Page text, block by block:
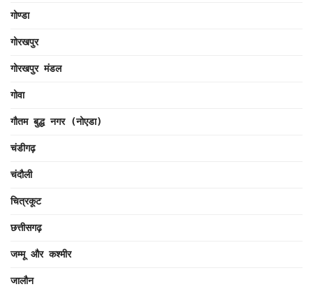
गोण्डा
गोरखपुर
गोरखपुर मंडल
गोवा
गौतम बुद्ध नगर (नोएडा)
चंडीगढ़
चंदौली
चित्रकूट
छत्तीसगढ़
जम्मू और कश्मीर
जालौन